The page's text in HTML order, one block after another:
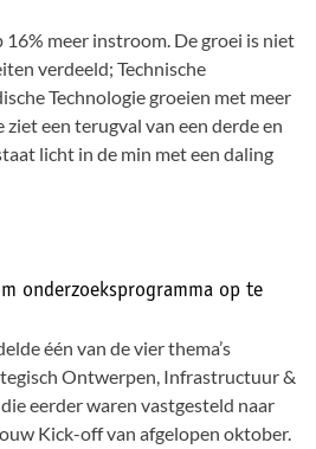
16% meer instroom. De groei is niet
verdeeld; Technische
Technologie groeien met meer
een terugval van een derde en
licht in de min met een daling
onderzoeksprogramma op te
één van de vier thema’s
Ontwerpen, Infrastructuur &
eerder waren vastgesteld naar
Kick-off van afgelopen oktober.